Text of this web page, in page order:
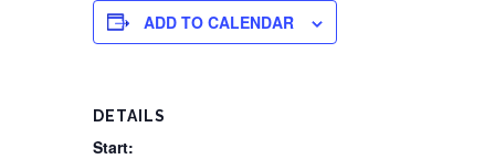
ADD TO CALENDAR
DETAILS
Start: